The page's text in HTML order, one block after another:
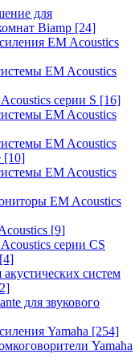
для
Biamp [24]
EM Acoustics
EM Acoustics
серии S [16]
EM Acoustics
EM Acoustics
[10]
EM Acoustics
EM Acoustics
[9]
серии CS
[4]
систем
для звукового
Yamaha [254]
Yamaha